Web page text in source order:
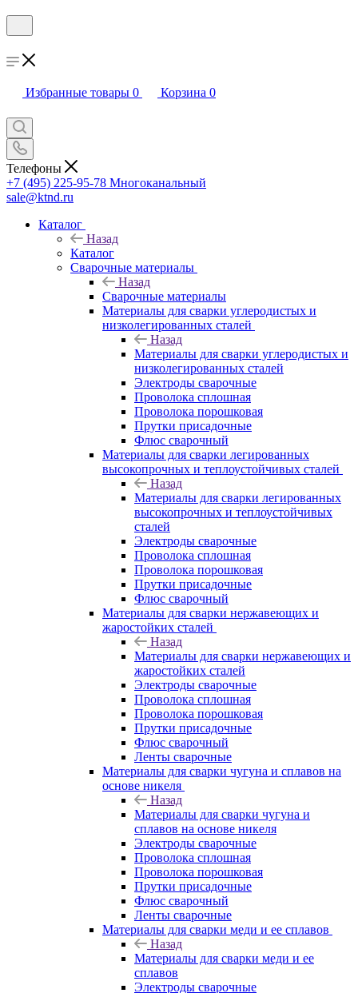
Избранные товары 0 Корзина 0
Телефоны
+7 (495) 225-95-78 Многоканальный
sale@ktnd.ru
Каталог
Назад
Каталог
Сварочные материалы
Назад
Сварочные материалы
Материалы для сварки углеродистых и
низколегированных сталей
Назад
Материалы для сварки углеродистых и
низколегированных сталей
Электроды сварочные
Проволока сплошная
Проволока порошковая
Прутки присадочные
Флюс сварочный
Материалы для сварки легированных
высокопрочных и теплоустойчивых сталей
Назад
Материалы для сварки легированных
высокопрочных и теплоустойчивых
сталей
Электроды сварочные
Проволока сплошная
Проволока порошковая
Прутки присадочные
Флюс сварочный
Материалы для сварки нержавеющих и
жаростойких сталей
Назад
Материалы для сварки нержавеющих и
жаростойких сталей
Электроды сварочные
Проволока сплошная
Проволока порошковая
Прутки присадочные
Флюс сварочный
Ленты сварочные
Материалы для сварки чугуна и сплавов на
основе никеля
Назад
Материалы для сварки чугуна и
сплавов на основе никеля
Электроды сварочные
Проволока сплошная
Проволока порошковая
Прутки присадочные
Флюс сварочный
Ленты сварочные
Материалы для сварки меди и ее сплавов
Назад
Материалы для сварки меди и ее
сплавов
Электроды сварочные